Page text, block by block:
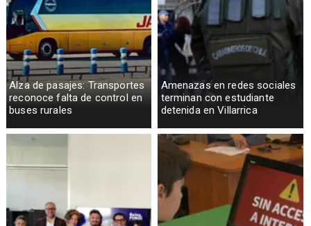
Alza de pasajes: Transportes
reconoce falta de control en
buses rurales
Amenazas en redes sociales
terminan con estudiante
detenida en Villarrica